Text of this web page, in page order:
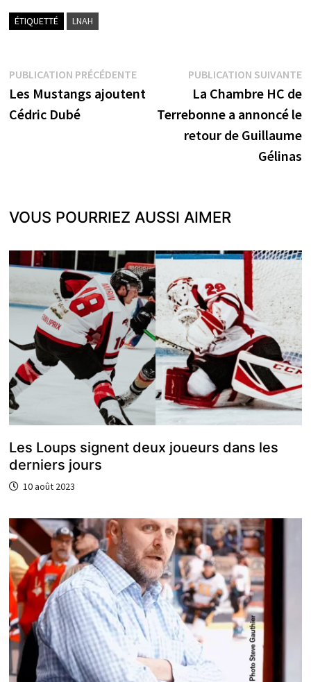
ÉTIQUETTÉ LNAH
Navigation
de
PUBLICATION PRÉCÉDENTEPublication
précédente :
Les Mustangs ajoutent
Cédric Dubé
PUBLICATION SUIVANTE
La Chambre HC de
Terrebonne a annoncé le
retour de Guillaume
Gélinas
VOUS POURRIEZ AUSSI AIMER
Les Loups signent deux joueurs dans les
derniers jours
10 août 2023